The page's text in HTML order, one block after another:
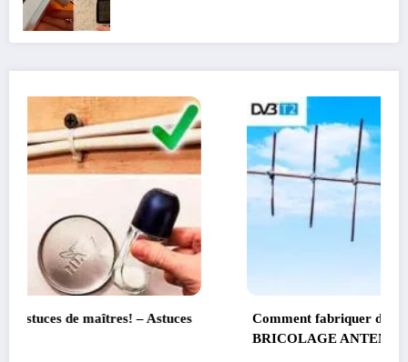
Comment fabriquer de puissantes Antennes –